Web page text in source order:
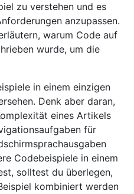
zu verstehen und es
anzupassen.
warum Code auf
wurde, um die
in einem einzigen
Denk aber daran,
eines Artikels
für
Codebeispiele in einem
solltest du überlegen,
kombiniert werden